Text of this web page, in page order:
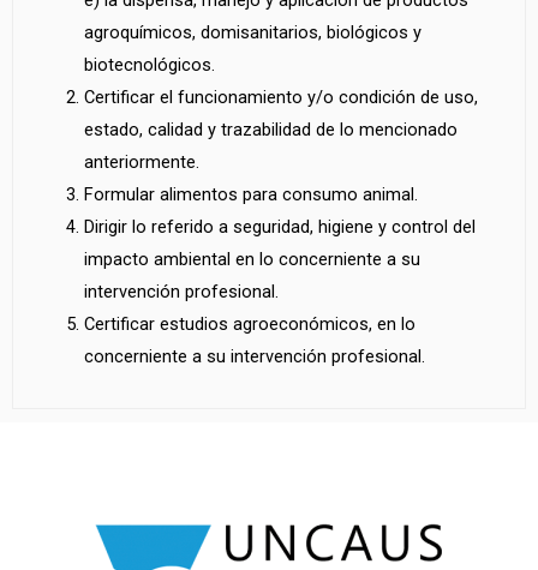
agroquímicos, domisanitarios, biológicos y
biotecnológicos.
Certificar el funcionamiento y/o condición de uso,
estado, calidad y trazabilidad de lo mencionado
anteriormente.
Formular alimentos para consumo animal.
Dirigir lo referido a seguridad, higiene y control del
impacto ambiental en lo concerniente a su
intervención profesional.
Certificar estudios agroeconómicos, en lo
concerniente a su intervención profesional.